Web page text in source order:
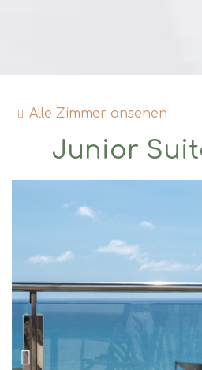
Alle Zimmer ansehen
Junior